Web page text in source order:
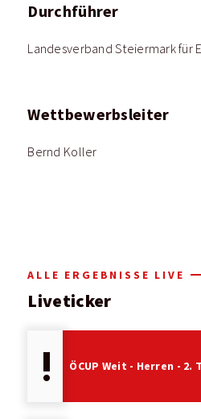
Durchführer
Landesverband Steiermark für
Wettbewerbsleiter
Bernd Koller
ALLE ERGEBNISSE LIVE
Liveticker
priority_high ÖCUP Weit - Herren - 2.